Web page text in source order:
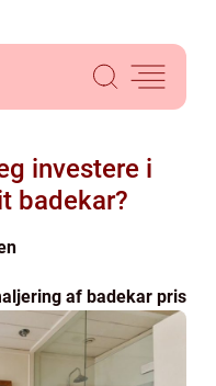
investere i
badekar?
af badekar pris